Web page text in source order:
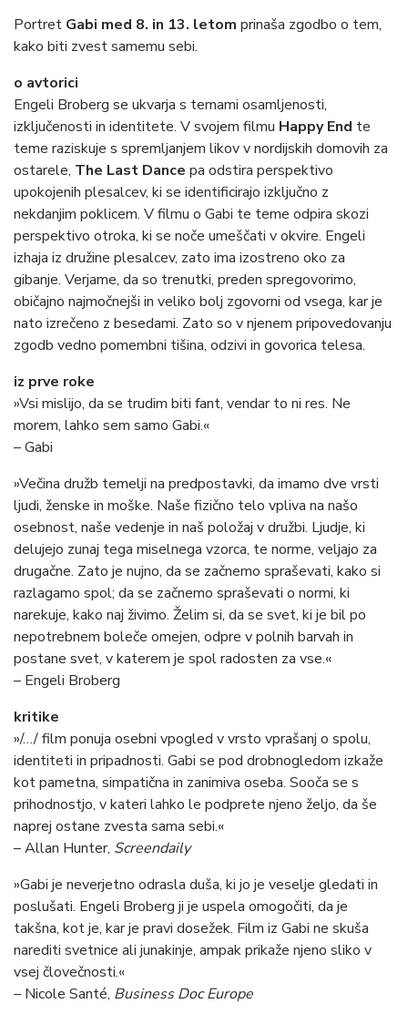
Portret Gabi med 8. in 13. letom prinaša zgodbo o tem,
kako biti zvest samemu sebi.
o avtorici
Engeli Broberg se ukvarja s temami osamljenosti,
izključenosti in identitete. V svojem filmu Happy End te
teme raziskuje s spremljanjem likov v nordijskih domovih za
ostarele, The Last Dance pa odstira perspektivo
upokojenih plesalcev, ki se identificirajo izključno z
nekdanjim poklicem. V filmu o Gabi te teme odpira skozi
perspektivo otroka, ki se noče umeščati v okvire. Engeli
izhaja iz družine plesalcev, zato ima izostreno oko za
gibanje. Verjame, da so trenutki, preden spregovorimo,
običajno najmočnejši in veliko bolj zgovorni od vsega, kar je
nato izrečeno z besedami. Zato so v njenem pripovedovanju
zgodb vedno pomembni tišina, odzivi in govorica telesa.
iz prve roke
»Vsi mislijo, da se trudim biti fant, vendar to ni res. Ne
morem, lahko sem samo Gabi.«
– Gabi
»Večina družb temelji na predpostavki, da imamo dve vrsti
ljudi, ženske in moške. Naše fizično telo vpliva na našo
osebnost, naše vedenje in naš položaj v družbi. Ljudje, ki
delujejo zunaj tega miselnega vzorca, te norme, veljajo za
drugačne. Zato je nujno, da se začnemo spraševati, kako si
razlagamo spol; da se začnemo spraševati o normi, ki
narekuje, kako naj živimo. Želim si, da se svet, ki je bil po
nepotrebnem boleče omejen, odpre v polnih barvah in
postane svet, v katerem je spol radosten za vse.«
– Engeli Broberg
kritike
»/…/ film ponuja osebni vpogled v vrsto vprašanj o spolu,
identiteti in pripadnosti. Gabi se pod drobnogledom izkaže
kot pametna, simpatična in zanimiva oseba. Sooča se s
prihodnostjo, v kateri lahko le podprete njeno željo, da še
naprej ostane zvesta sama sebi.«
– Allan Hunter, Screendaily
»Gabi je neverjetno odrasla duša, ki jo je veselje gledati in
poslušati. Engeli Broberg ji je uspela omogočiti, da je
takšna, kot je, kar je pravi dosežek. Film iz Gabi ne skuša
narediti svetnice ali junakinje, ampak prikaže njeno sliko v
vsej človečnosti.«
– Nicole Santé, Business Doc Europe